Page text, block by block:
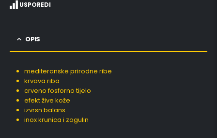
USPOREDI
OPIS
mediteranske prirodne ribe
krvava riba
crveno fosforno tijelo
efekt žive kože
izvrsn balans
inox krunica i zogulin